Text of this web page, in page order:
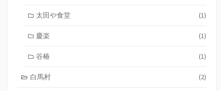
太田や食堂 (1)
慶楽 (1)
谷椿 (1)
白馬村 (2)